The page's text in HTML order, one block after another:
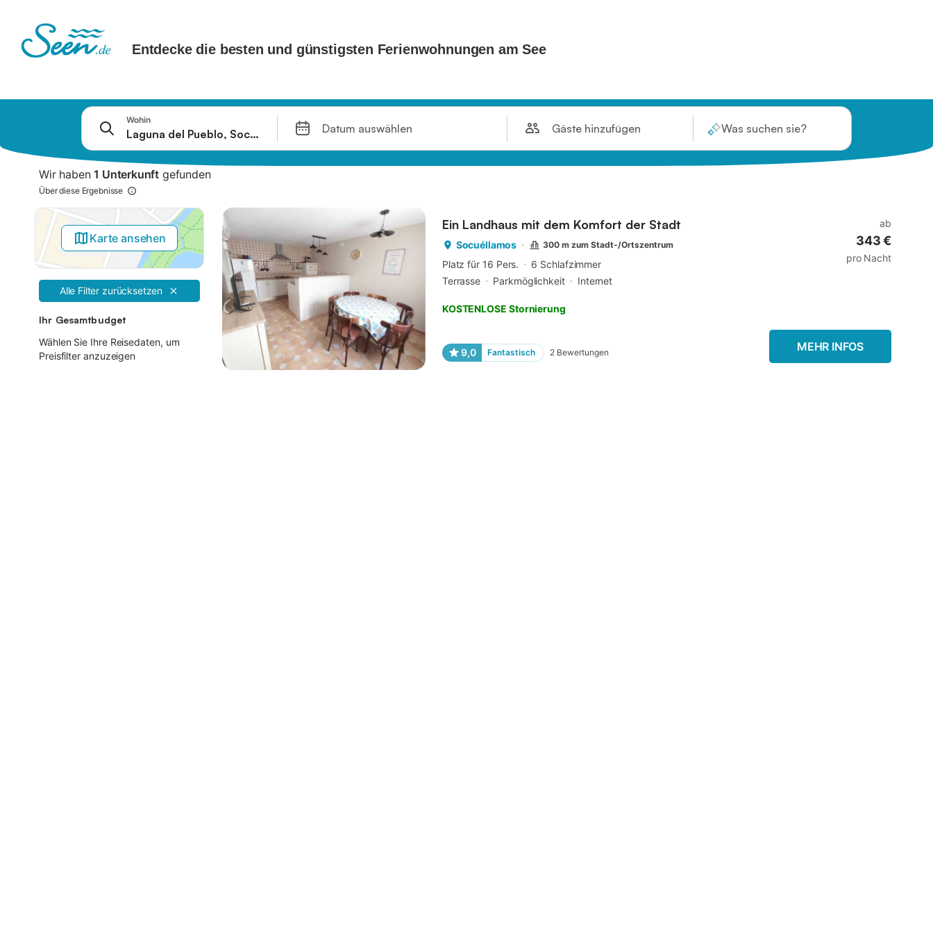
Filter
Angebote
Wohin
Datum auswählen Gäste hinzufügen Was suchen sie?
Wir haben1 Unterkunft gefunden
Über diese Ergebnisse
Karte ansehen
Alle Filter zurücksetzen
Ihr Gesamtbudget
Wählen Sie Ihre Reisedaten, um
Preisfilter anzuzeigen
Ein Landhaus mit dem Komfort der Stadt
Socuéllamos 300 m zum Stadt-/Ortszentrum
Platz für 16 Pers.
6 Schlafzimmer
Terrasse
Parkmöglichkeit Internet
KOSTENLOSE Stornierung
9,0 Fantastisch 2 Bewertungen
ab
343 €
pro Nacht
MEHR INFOS